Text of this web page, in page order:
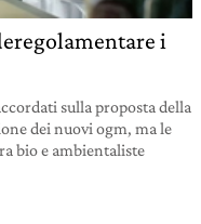
i
sulla proposta della
dei nuovi ogm, ma le
bio e ambientaliste